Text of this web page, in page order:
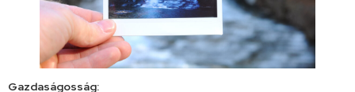
Gazdaságosság: